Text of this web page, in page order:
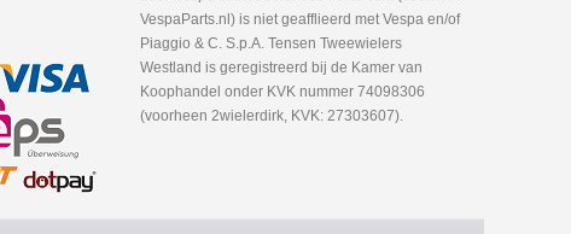
VespaParts.nl) is niet geafflieerd met Vespa en/of
Piaggio & C. S.p.A. Tensen Tweewielers
Westland is geregistreerd bij de Kamer van
Koophandel onder KVK nummer 74098306
(voorheen 2wielerdirk, KVK: 27303607).